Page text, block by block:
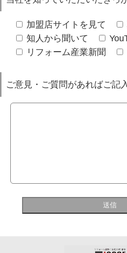
加盟店サイトを見て
知人から聞いて
リフォーム産業新聞
ご意見・ご質問があればご記